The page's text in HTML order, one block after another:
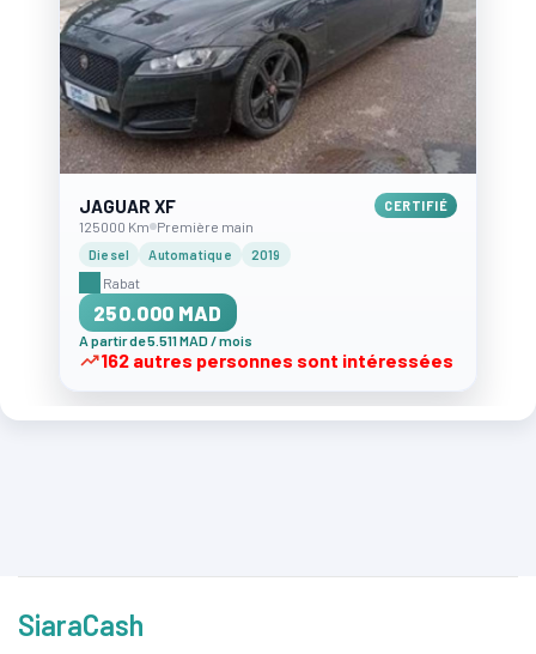
JAGUAR XF CERTIFIÉ
125000 Km Première main
Diesel Automatique 2019
Rabat
250.000 MAD
A partir de 5.511 MAD / mois
162 autres personnes sont intéressées
SiaraCash